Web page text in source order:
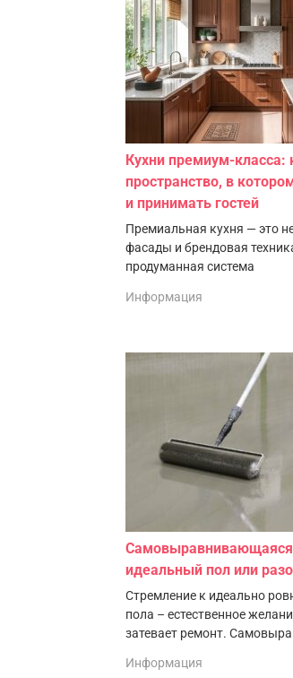
Кухни премиум-класса:
пространство, в
и принимать гостей
Премиальная кухня — это
фасады и брендовая
продуманная система
Информация
идеальный пол или
Стремление к идеально
пола – естественное
затевает ремонт.
Информация